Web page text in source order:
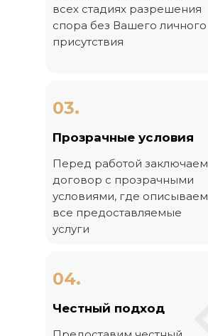
всех стадиях разрешения
спора без Вашего личного
присутствия
Прозрачные условия
Перед работой заключаем
договор с прозрачными
условиями, где описываем
все предоставляемые
услуги
03.
04.
Честный подход